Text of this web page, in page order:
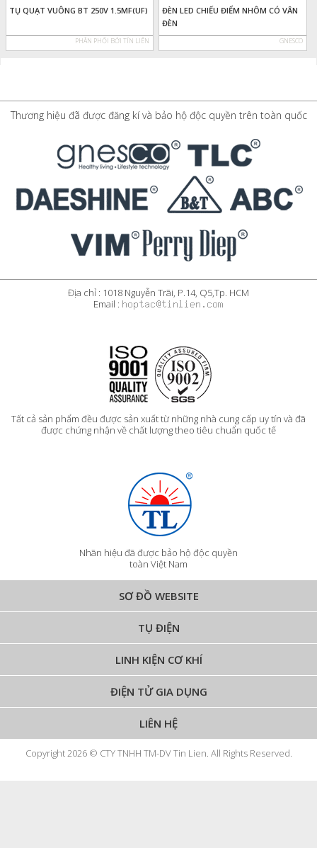
TỤ QUẠT VUÔNG BT 250V 1.5MF(UF)
PHÂN PHỐI BỞI TÍN LIÊN
ĐÈN LED CHIẾU ĐIỂM NHÔM CÓ VÂN
ĐÈN
GNESCO
Thương hiệu đã được đăng kí và bảo hộ độc quyền trên toàn quốc
Địa chỉ : 1018 Nguyễn Trãi, P.14, Q5,Tp. HCM
Email :
Tất cả sản phẩm đều được sản xuất từ những nhà cung cấp uy tín và đã
được chứng nhận về chất lượng theo tiêu chuẩn quốc tế
Nhãn hiệu đã được bảo hộ độc quyền
toàn Việt Nam
SƠ ĐỒ WEBSITE
TỤ ĐIỆN
LINH KIỆN CƠ KHÍ
ĐIỆN TỬ GIA DỤNG
LIÊN HỆ
Copyright 2026 © CTY TNHH TM-DV Tin Lien. All Rights Reserved.